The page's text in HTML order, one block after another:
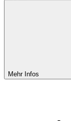
Mehr Infos